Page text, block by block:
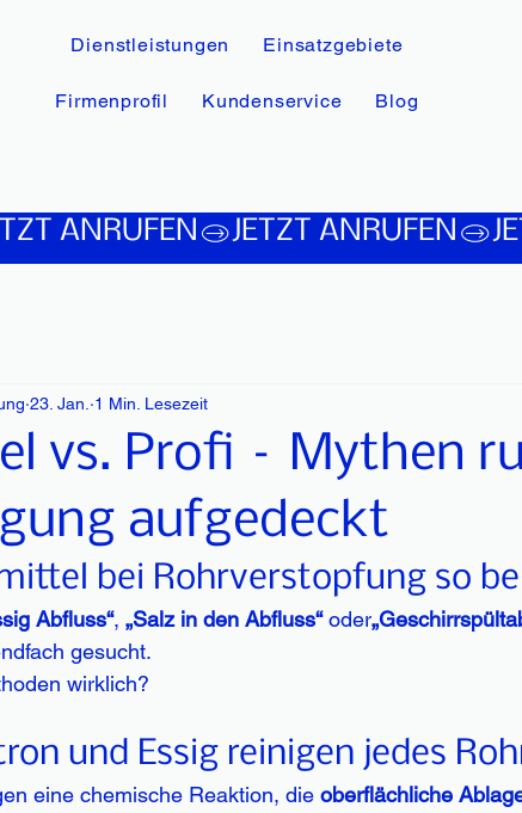
Dienstleistungen Einsatzgebiete
Firmenprofil Kundenservice Blog
vs. Profi – Mythen
aufgedeckt
23. Jan. 1 Min. Lesezeit
bei Rohrverstopfung so
Abfluss“, „Salz in den Abfluss“ oder
gesucht.
wirklich?
und Essig reinigen jedes
eine chemische Reaktion, die oberflächliche